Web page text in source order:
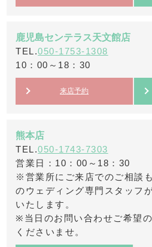
鹿児島センテラス天文館店
TEL.050-1753-1308
10：00～18：30
来店予約
熊本店
TEL.050-1743-7303
営業日：10：00～18：30
※営業所にご来店でのご相談
のウェディング専門スタッフ
いたします。
※当日のお問い合わせご希望
くださいませ。